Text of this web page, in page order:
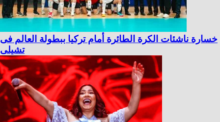
خسارة ناشئات الكرة الطائرة أمام تركيا ببطولة العالم فى
تشيلى